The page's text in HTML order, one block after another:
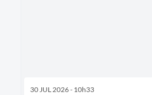
30 JUL 2026 - 10h33